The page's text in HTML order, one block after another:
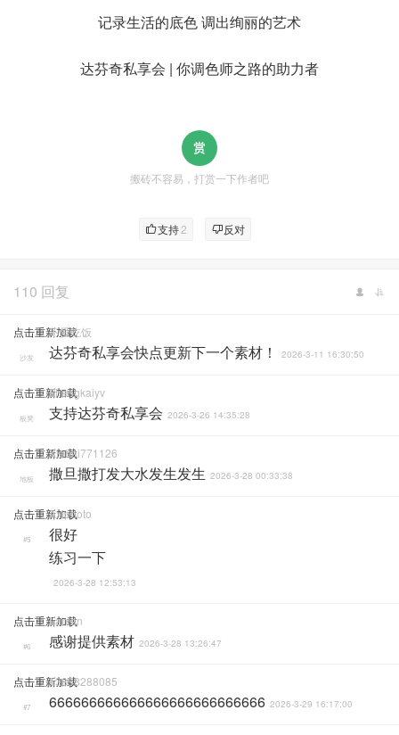
记录生活的底色 调出绚丽的艺术
达芬奇私享会 | 你调色师之路的助力者
搬砖不容易，打赏一下作者吧
支持2 反对
110 回复
点击重新加载
不爱吃饭
沙发 达芬奇私享会快点更新下一个素材！ 2026-3-11 16:30:50
点击重新加载Zhangkaiyv
板凳 支持达芬奇私享会 2026-3-26 14:35:28
点击重新加载Xiehai771126
地板 撒旦撒打发大水发生发生 2026-3-28 00:33:38
点击重新加载
Axiphoto
#5
很好
练习一下
2026-3-28 12:53:13
点击重新加载
Lanlan
#6 感谢提供素材 2026-3-28 13:26:47
点击重新加载13858288085
#7 666666666666666666666666666 2026-3-29 16:17:00